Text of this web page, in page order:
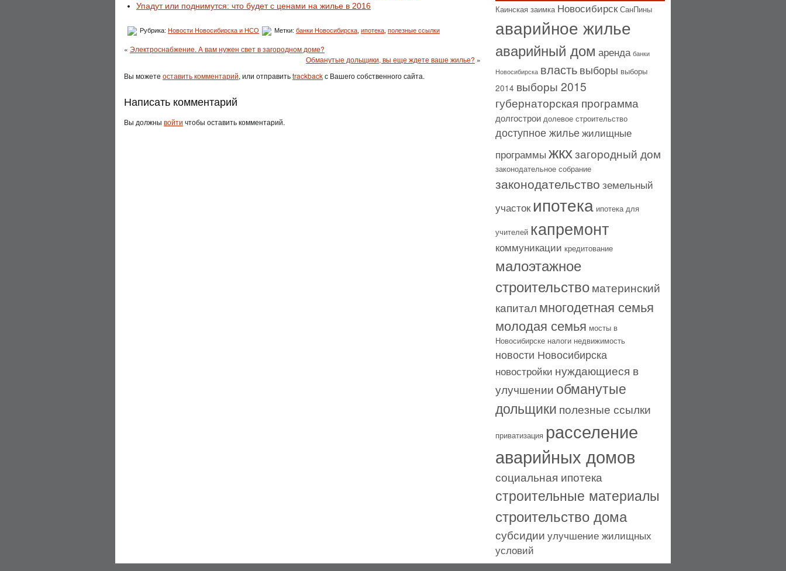
Упадут или поднимутся: что будет с ценами на жилье в 2016
Рубрика: Новости Новосибирска и НСО Метки: банки Новосибирска ипотека полезные ссылки
« Электроснабжение. А вам нужен свет в загородном доме?
Обманутые дольщики, вы еще ждете ваше жилье? »
Вы можете оставить комментарий, или отправитьtrackbackс Вашего собственного сайта.
Написать комментарий
Вы должны войти чтобы оставить комментарий.
Каинская заимка Новосибирск СанПины
аварийное жилье
аварийный дом аренда банки
Новосибирска властьвыборы выборы
2014 выборы 2015
губернаторская программа
долгострои долевое строительство
доступное жильежилищные
программы жкхзагородный дом
законодательное собрание
законодательство земельный
участок ипотека ипотека для
учителей капремонт
коммуникации кредитование
малоэтажное
строительствоматеринский
капитал многодетная семья
молодая семья мосты в
Новосибирске налоги недвижимость
новости Новосибирска
новостройки нуждающиеся в
улучшении обманутые
дольщики полезные ссылки
приватизация расселение
аварийных домов
социальная ипотека
строительные материалы
строительство дома
субсидии улучшение жилищных
условий